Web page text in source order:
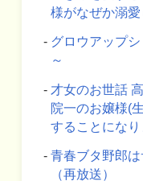
様がなぜか溺
グロウアップ
～
才女のお世話
院一のお嬢様(
することになり
青春ブタ野郎
（再放送）